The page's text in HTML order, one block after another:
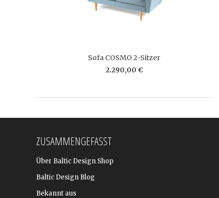
Sofa COSMO 2-Sitzer
2.290,00 €
ZUSAMMENGEFASST
Über Baltic Design Shop
Baltic Design Blog
Bekannt aus